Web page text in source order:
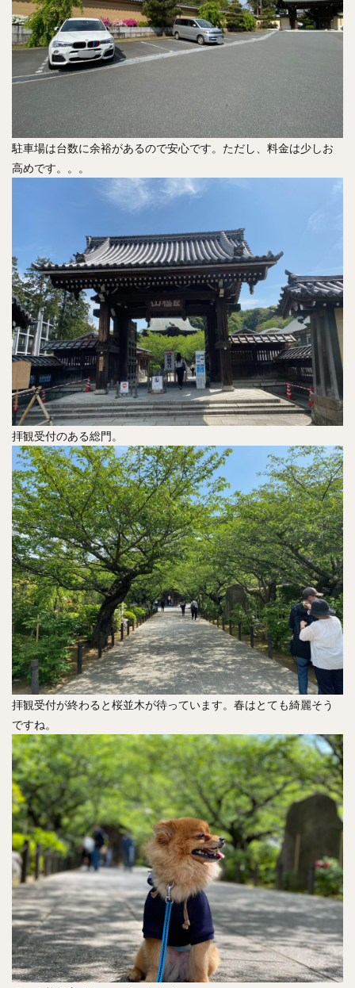
駐車場は台数に余裕があるので安心です。ただし、料金は少しお
高めです。。。
拝観受付のある総門。
拝観受付が終わると桜並木が待っています。春はとても綺麗そう
ですね。